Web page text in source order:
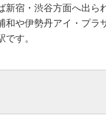
宿・渋谷方面へ出
や伊勢丹アイ・プ
す。